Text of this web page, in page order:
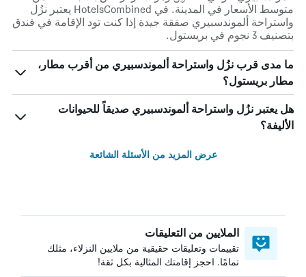
متوسط الأسعار في المدينة. في HotelsCombined يعتبر نزُل
واستراحة ألموندسبيري صفقة جيدة إذا كنت تود الإقامة في فندق
بتصنيف 3 نجوم في بريستول.
ما مدى قرب نزُل واستراحة ألموندسبيري من أقرب مطار،
مطار بريستول؟
هل يعتبر نزُل واستراحة ألموندسبيري صديقاً للحيوانات
الأليفة؟
عرض المزيد من الأسئلة الشائعة
الملايين من التعليقات
تقييمات وتعليقات حقيقية من ملايين النزلاء، مثلك
تمامًا. احجز إقامتك المثالية بكل ثقة!